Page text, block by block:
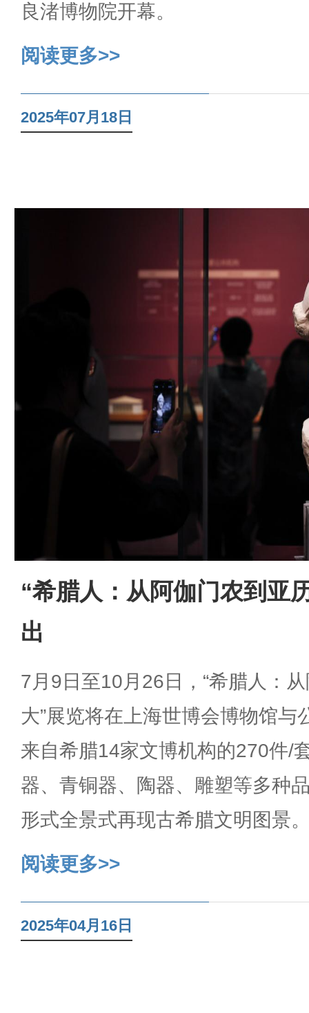
良渚博物院开幕。
阅读更多>>
2025年07月18日
“希腊人：从阿伽门农到亚
出
7月9日至10月26日，“希腊人：
大”展览将在上海世博会博物馆与
来自希腊14家文博机构的270件/
器、青铜器、陶器、雕塑等多种
形式全景式再现古希腊文明图景
阅读更多>>
2025年04月16日